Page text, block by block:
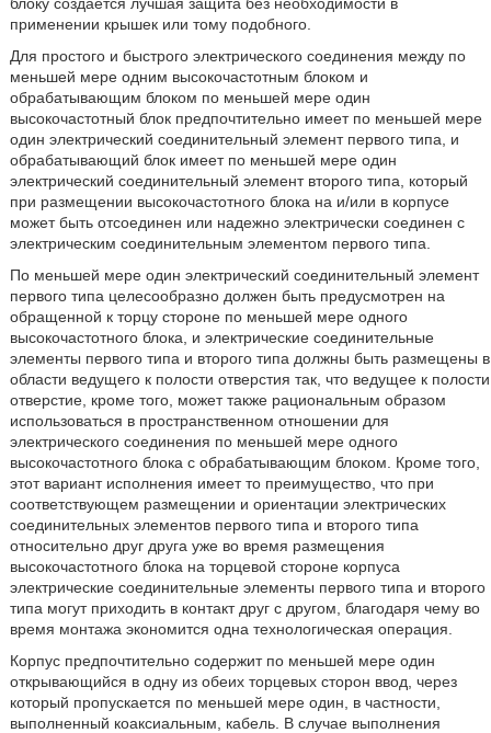
применении крышек или тому подобного.
Для простого и быстрого электрического соединения между по
меньшей мере одним высокочастотным блоком и
обрабатывающим блоком по меньшей мере один
высокочастотный блок предпочтительно имеет по меньшей мере
один электрический соединительный элемент первого типа, и
обрабатывающий блок имеет по меньшей мере один
электрический соединительный элемент второго типа, который
при размещении высокочастотного блока на и/или в корпусе
может быть отсоединен или надежно электрически соединен с
электрическим соединительным элементом первого типа.
По меньшей мере один электрический соединительный элемент
первого типа целесообразно должен быть предусмотрен на
обращенной к торцу стороне по меньшей мере одного
высокочастотного блока, и электрические соединительные
элементы первого типа и второго типа должны быть размещены в
области ведущего к полости отверстия так, что ведущее к полости
отверстие, кроме того, может также рациональным образом
использоваться в пространственном отношении для
электрического соединения по меньшей мере одного
высокочастотного блока с обрабатывающим блоком. Кроме того,
этот вариант исполнения имеет то преимущество, что при
соответствующем размещении и ориентации электрических
соединительных элементов первого типа и второго типа
относительно друг друга уже во время размещения
высокочастотного блока на торцевой стороне корпуса
электрические соединительные элементы первого типа и второго
типа могут приходить в контакт друг с другом, благодаря чему во
время монтажа экономится одна технологическая операция.
Корпус предпочтительно содержит по меньшей мере один
открывающийся в одну из обеих торцевых сторон ввод, через
который пропускается по меньшей мере один, в частности,
выполненный коаксиальным, кабель. В случае выполнения